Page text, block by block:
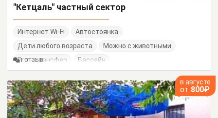
"Кетцаль" частный сектор
Интернет Wi-Fi
Автостоянка
Дети любого возраста
Можно с животными
Есть трансфер
Бассейн
1 ОТЗЫВ
в августе
от 800₽